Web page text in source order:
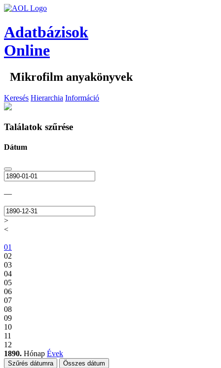
Adatbázisok
Online
Mikrofilm anyakönyvek
Keresés Hierarchia Információ
Találatok szűrése
Dátum
—
>
<
01
02
03
04
05
06
07
08
09
10
11
12
1890. Hónap Évek
Szűrés dátumra Összes dátum